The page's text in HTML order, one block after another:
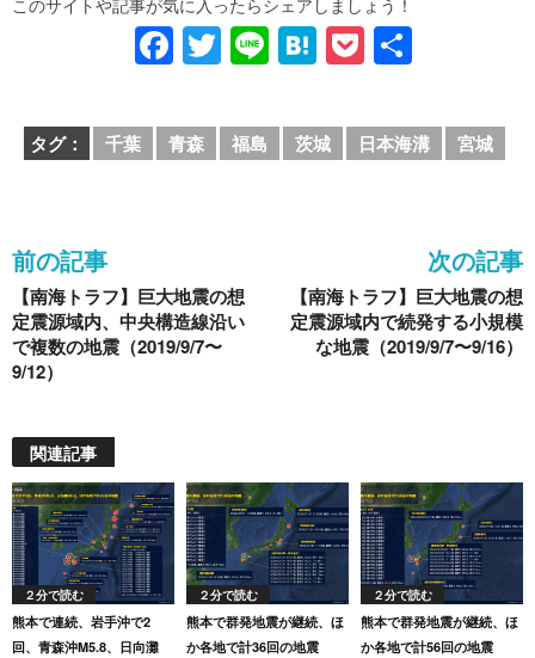
F
c
e
o
k
T
tt
er
Li
e
H
e
n
P
ck
et
タグ： 千葉 青森 福島 茨城 日本海溝 宮城
前の記事
【南海トラフ】巨大地震の想
定震源域内、中央構造線沿い
で複数の地震（2019/9/7〜
9/12）
次の記事
【南海トラフ】巨大地震の想
定震源域内で続発する小規模
な地震（2019/9/7〜9/16）
関連記事
２分で読む
熊本で連続、岩手沖で2
回、青森沖M5.8、日向灘
２分で読む
熊本で群発地震が継続、ほ
か各地で計36回の地震
２分で読む
熊本で群発地震が継続、ほ
か各地で計56回の地震